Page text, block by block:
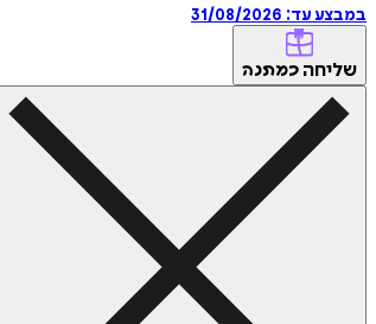
במבצע עד: 31/08/2026
שליחה כמתנה